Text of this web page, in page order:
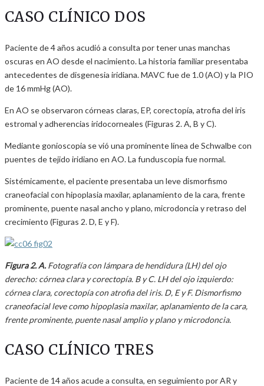
CASO CLÍNICO DOS
Paciente de 4 años acudió a consulta por tener unas manchas
oscuras en AO desde el nacimiento. La historia familiar presentaba
antecedentes de disgenesia iridiana. MAVC fue de 1.0 (AO) y la PIO
de 16 mmHg (AO).
En AO se observaron córneas claras, EP, corectopía, atrofia del iris
estromal y adherencias iridocorneales (Figuras 2. A, B y C).
Mediante gonioscopia se vió una prominente línea de Schwalbe con
puentes de tejido iridiano en AO. La funduscopia fue normal.
Sistémicamente, el paciente presentaba un leve dismorfismo
craneofacial con hipoplasia maxilar, aplanamiento de la cara, frente
prominente, puente nasal ancho y plano, microdoncia y retraso del
crecimiento (Figuras 2. D, E y F).
Figura 2. A. Fotografía con lámpara de hendidura (LH) del ojo
derecho: córnea clara y corectopía. B y C. LH del ojo izquierdo:
córnea clara, corectopía con atrofia del iris. D, E y F. Dismorfismo
craneofacial leve como hipoplasia maxilar, aplanamiento de la cara,
frente prominente, puente nasal amplio y plano y microdoncia.
CASO CLÍNICO TRES
Paciente de 14 años acude a consulta, en seguimiento por AR y